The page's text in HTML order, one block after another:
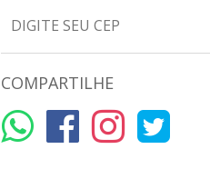
COMPARTILHE